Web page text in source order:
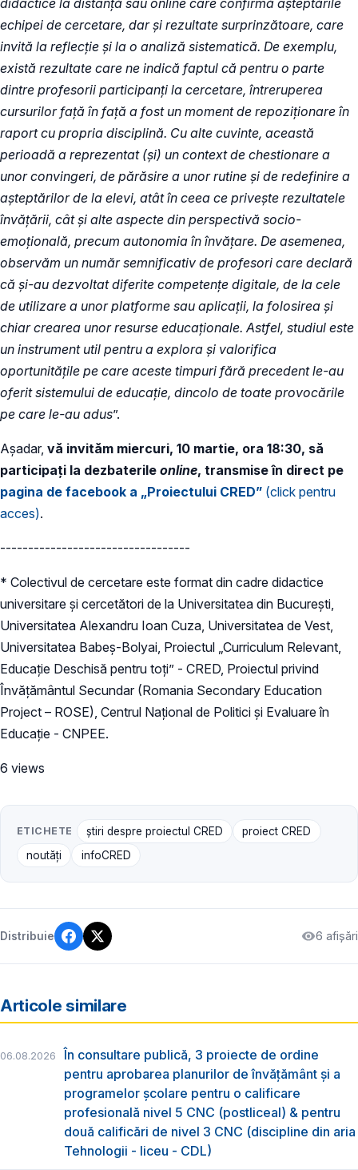
echipei de cercetare, dar și rezultate surprinzătoare, care
invită la reflecție și la o analiză sistematică. De exemplu,
există rezultate care ne indică faptul că pentru o parte
dintre profesorii participanți la cercetare, întreruperea
cursurilor față în față a fost un moment de repoziționare în
raport cu propria disciplină. Cu alte cuvinte, această
perioadă a reprezentat (și) un context de chestionare a
unor convingeri, de părăsire a unor rutine și de redefinire a
așteptărilor de la elevi, atât în ceea ce privește rezultatele
învățării, cât și alte aspecte din perspectivă socio-
emoțională, precum autonomia în învățare. De asemenea,
observăm un număr semnificativ de profesori care declară
că și-au dezvoltat diferite competențe digitale, de la cele
de utilizare a unor platforme sau aplicații, la folosirea și
chiar crearea unor resurse educaționale. Astfel, studiul este
un instrument util pentru a explora și valorifica
oportunitățile pe care aceste timpuri fără precedent le-au
oferit sistemului de educație, dincolo de toate provocările
pe care le-au adus”.
Așadar, vă invităm miercuri, 10 martie, ora 18:30, să
participați la dezbaterile online, transmise în direct pe
pagina de facebook a „Proiectului CRED” (click pentru
acces).
----------------------------------
* Colectivul de cercetare este format din cadre didactice
universitare și cercetători de la Universitatea din București,
Universitatea Alexandru Ioan Cuza, Universitatea de Vest,
Universitatea Babeș-Bolyai, Proiectul „Curriculum Relevant,
Educație Deschisă pentru toți” - CRED, Proiectul privind
Învățământul Secundar (Romania Secondary Education
Project – ROSE), Centrul Național de Politici și Evaluare în
Educație - CNPEE.
6 views
ETICHETE știri despre proiectul CRED
proiect CRED
noutăți
infoCRED
Distribuie 6 afișări
Articole similare
06.08.2026
În consultare publică, 3 proiecte de ordine
pentru aprobarea planurilor de învățământ și a
programelor școlare pentru o calificare
profesională nivel 5 CNC (postliceal) & pentru
două calificări de nivel 3 CNC (discipline din aria
Tehnologii - liceu - CDL)